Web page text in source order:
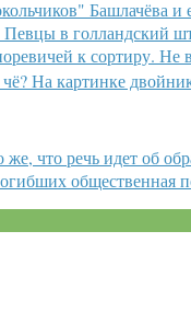
Башлачёва
в голландский
к сортиру. Не
На картинке
что речь идет об
общественная